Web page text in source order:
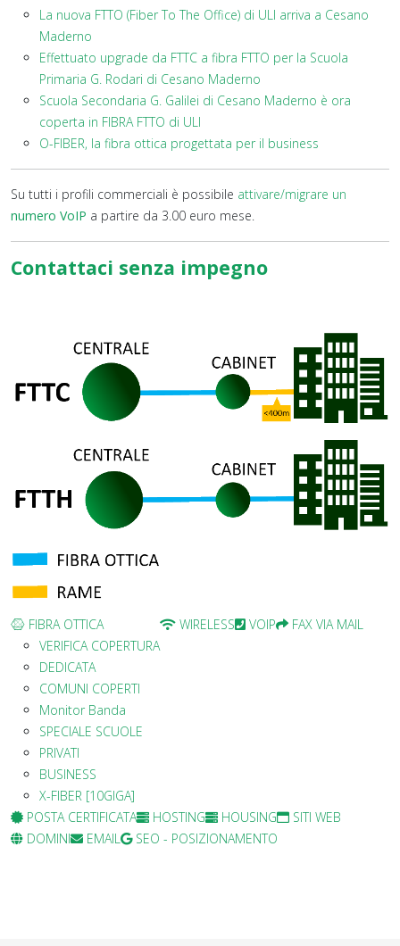
La nuova FTTO (Fiber To The Office) di ULI arriva a Cesano
Maderno
Effettuato upgrade da FTTC a fibra FTTO per la Scuola
Primaria G. Rodari di Cesano Maderno
Scuola Secondaria G. Galilei di Cesano Maderno è ora
coperta in FIBRA FTTO di ULI
O-FIBER, la fibra ottica progettata per il business
Su tutti i profili commerciali è possibile attivare/migrare un
numero VoIP a partire da 3.00 euro mese.
Contattaci senza impegno
FIBRA OTTICA
VERIFICA COPERTURA
DEDICATA
COMUNI COPERTI
Monitor Banda
SPECIALE SCUOLE
PRIVATI
BUSINESS
X-FIBER [10GIGA]
WIRELESS VOIP FAX VIA MAIL
POSTA CERTIFICATA HOSTING HOUSING
SITI WEB
DOMINI
EMAIL SEO - POSIZIONAMENTO